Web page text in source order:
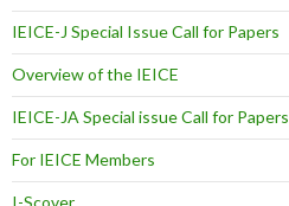
IEICE-J Special Issue Call for Papers
Overview of the IEICE
IEICE-JA Special issue Call for Papers
For IEICE Members
I-Scover